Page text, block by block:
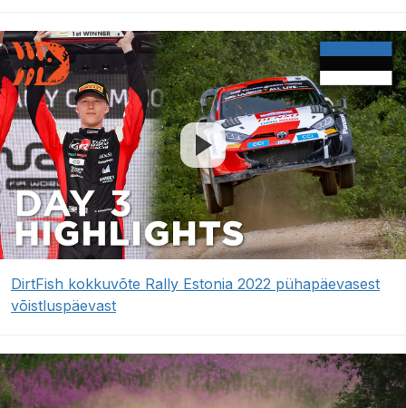
DirtFish kokkuvõte Rally Estonia 2022 pühapäevasest
võistluspäevast